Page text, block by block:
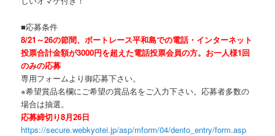
■応募条件
8/21～26の節間、ボートレース平和島での電話・インターネット
投票合計金額が3000円を超えた電話投票会員の方。お一人様1回
のみの応募
専用フォームより御応募下さい。
※希望賞品名欄にご希望の賞品名をご入力下さい。応募者多数の
場合は抽選。
応募締切り8月26日
https://secure.webkyotei.jp/asp/mform/04/dento_entry/form.asp